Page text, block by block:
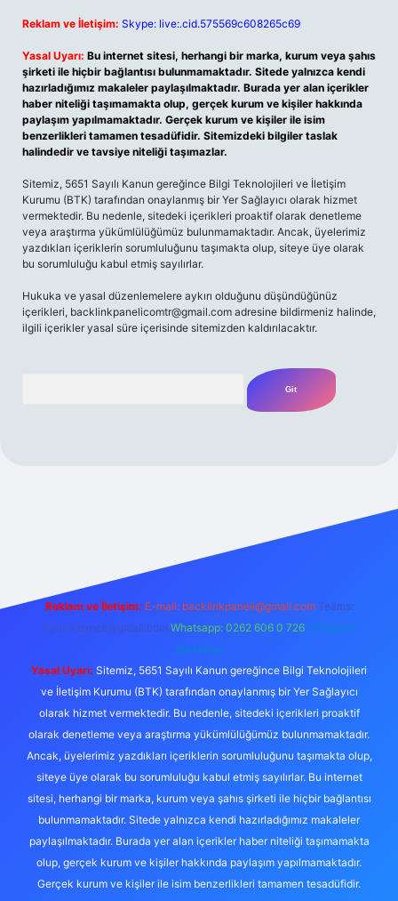
Reklam ve İletişim: Skype: live:.cid.575569c608265c69
Yasal Uyarı: Bu internet sitesi, herhangi bir marka, kurum veya şahıs
şirketi ile hiçbir bağlantısı bulunmamaktadır. Sitede yalnızca kendi
hazırladığımız makaleler paylaşılmaktadır. Burada yer alan içerikler
haber niteliği taşımamakta olup, gerçek kurum ve kişiler hakkında
paylaşım yapılmamaktadır. Gerçek kurum ve kişiler ile isim
benzerlikleri tamamen tesadüfidir. Sitemizdeki bilgiler taslak
halindedir ve tavsiye niteliği taşımazlar.
Sitemiz, 5651 Sayılı Kanun gereğince Bilgi Teknolojileri ve İletişim
Kurumu (BTK) tarafından onaylanmış bir Yer Sağlayıcı olarak hizmet
vermektedir. Bu nedenle, sitedeki içerikleri proaktif olarak denetleme
veya araştırma yükümlülüğümüz bulunmamaktadır. Ancak, üyelerimiz
yazdıkları içeriklerin sorumluluğunu taşımakta olup, siteye üye olarak
bu sorumluluğu kabul etmiş sayılırlar.
Hukuka ve yasal düzenlemelere aykırı olduğunu düşündüğünüz
içerikleri, backlinkpanelicomtr@gmail.com adresine bildirmeniz halinde,
ilgili içerikler yasal süre içerisinde sitemizden kaldırılacaktır.
www.betexper.xyz/
Reklam ve İletişim: E-mail: backlinkpaneli@gmail.com Teams:
forumhizmeti@gmail.com Whatsapp: 0262 606 0 726 Telegram:
@karabul
Yasal Uyarı: Sitemiz, 5651 Sayılı Kanun gereğince Bilgi Teknolojileri
ve İletişim Kurumu (BTK) tarafından onaylanmış bir Yer Sağlayıcı
olarak hizmet vermektedir. Bu nedenle, sitedeki içerikleri proaktif
olarak denetleme veya araştırma yükümlülüğümüz bulunmamaktadır.
Ancak, üyelerimiz yazdıkları içeriklerin sorumluluğunu taşımakta olup,
siteye üye olarak bu sorumluluğu kabul etmiş sayılırlar. Bu internet
sitesi, herhangi bir marka, kurum veya şahıs şirketi ile hiçbir bağlantısı
bulunmamaktadır. Sitede yalnızca kendi hazırladığımız makaleler
paylaşılmaktadır. Burada yer alan içerikler haber niteliği taşımamakta
olup, gerçek kurum ve kişiler hakkında paylaşım yapılmamaktadır.
Gerçek kurum ve kişiler ile isim benzerlikleri tamamen tesadüfidir.